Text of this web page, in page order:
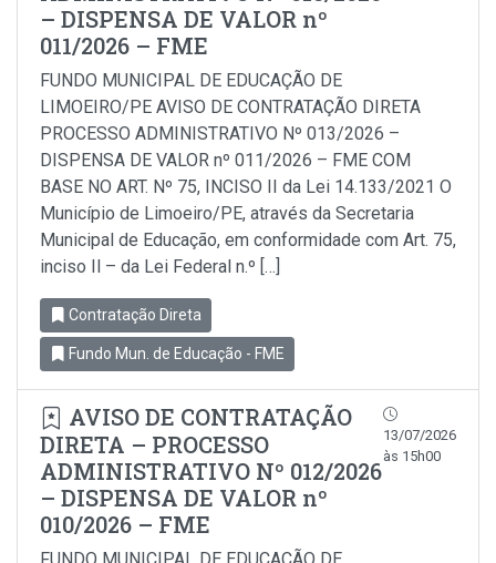
– DISPENSA DE VALOR nº
011/2026 – FME
FUNDO MUNICIPAL DE EDUCAÇÃO DE
LIMOEIRO/PE AVISO DE CONTRATAÇÃO DIRETA
PROCESSO ADMINISTRATIVO Nº 013/2026 –
DISPENSA DE VALOR nº 011/2026 – FME COM
BASE NO ART. Nº 75, INCISO II da Lei 14.133/2021 O
Município de Limoeiro/PE, através da Secretaria
Municipal de Educação, em conformidade com Art. 75,
inciso Il – da Lei Federal n.º […]
Contratação Direta
Fundo Mun. de Educação - FME
AVISO DE CONTRATAÇÃO
DIRETA – PROCESSO
ADMINISTRATIVO Nº 012/2026
– DISPENSA DE VALOR nº
010/2026 – FME
13/07/2026
às 15h00